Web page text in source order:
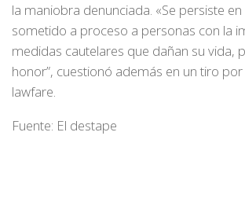
la maniobra denunciada. «Se persiste
sometido a proceso a personas con la
medidas cautelares que dañan su vida,
honor”, cuestionó además en un tiro
lawfare.
Fuente: El destape